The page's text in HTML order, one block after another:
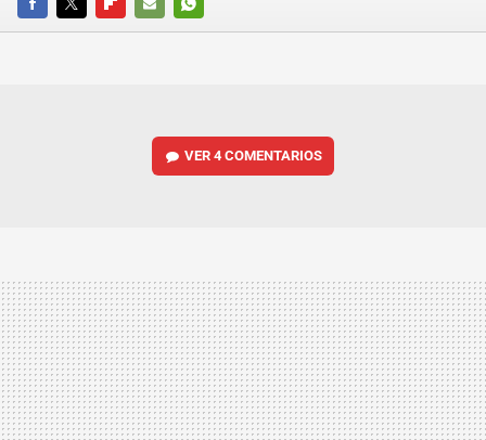
FACEBOOKTWITTERFLIPBOARD
E-
WHATSAPP
VER4 COMENTARIOS